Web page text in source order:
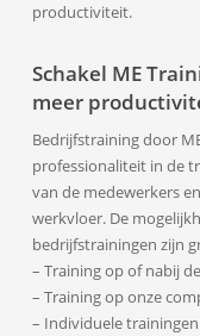
productiviteit.
Schakel ME
meer
Bedrijfstraining door
professionaliteit in de
van de medewerkers
werkvloer. De
bedrijfstrainingen zijn
– Training op of nabij
– Training op onze
– Individuele trainingen